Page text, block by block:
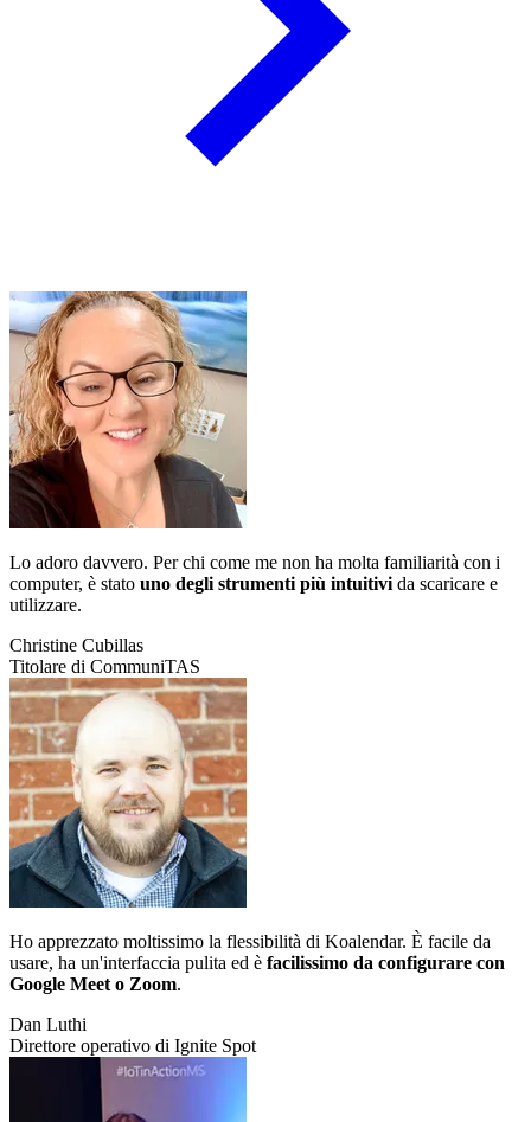
Lo adoro davvero. Per chi come me non ha molta familiarità con i
computer, è stato uno degli strumenti più intuitivi da scaricare e
utilizzare.
Christine Cubillas
Titolare di CommuniTAS
Ho apprezzato moltissimo la flessibilità di Koalendar. È facile da
usare, ha un'interfaccia pulita ed è facilissimo da configurare con
Google Meet o Zoom.
Dan Luthi
Direttore operativo di Ignite Spot